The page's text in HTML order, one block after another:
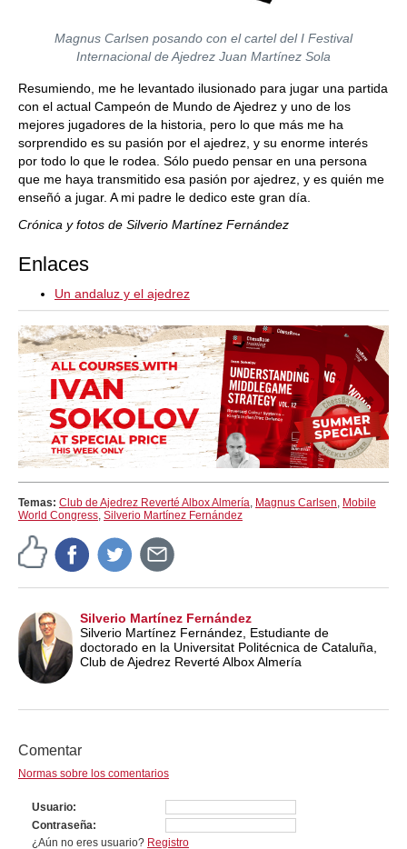
Magnus Carlsen posando con el cartel del I Festival
Internacional de Ajedrez Juan Martínez Sola
Resumiendo, me he levantado ilusionado para jugar una partida
con el actual Campeón de Mundo de Ajedrez y uno de los
mejores jugadores de la historia, pero lo que más me ha
sorprendido es su pasión por el ajedrez, y su enorme interés
por todo lo que le rodea. Sólo puedo pensar en una persona
que me haya transmitido esa pasión por ajedrez, y es quién me
enseñó a jugar. A mi padre le dedico este gran día.
Crónica y fotos de Silverio Martínez Fernández
Enlaces
Un andaluz y el ajedrez
Temas: Club de Ajedrez Reverté Albox Almería, Magnus Carlsen, Mobile
World Congress, Silverio Martínez Fernández
Silverio Martínez Fernández
Silverio Martínez Fernández, Estudiante de
doctorado en la Universitat Politécnica de Cataluña,
Club de Ajedrez Reverté Albox Almería
Comentar
Normas sobre los comentarios
Usuario
Contraseña
¿Aún no eres usuario? Registro